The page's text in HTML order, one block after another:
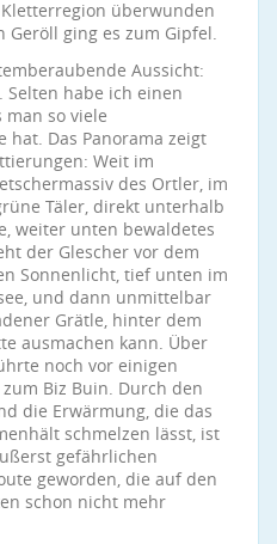
überwunden
ging es zum Gipfel.
Aussicht:
Selten habe ich einen
man so viele
hat. Das Panorama zeigt
Weit im
des Ortler, im
Täler, direkt unterhalb
weiter unten bewaldetes
der Glescher vor dem
Sonnenlicht, tief unten im
und dann unmittelbar
Grätle, hinter dem
ausmachen kann. Über
noch vor einigen
Biz Buin. Durch den
die Erwärmung, die das
schmelzen lässt, ist
gefährlichen
geworden, die auf den
schon nicht mehr